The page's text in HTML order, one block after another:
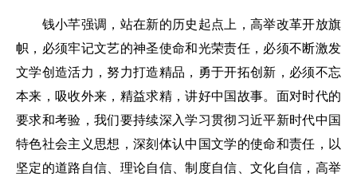
钱小芊强调，站在新的历史起点上，高举改革开放旗
帜，必须牢记文艺的神圣使命和光荣责任，必须不断激发
文学创造活力，努力打造精品，勇于开拓创新，必须不忘
本来，吸收外来，精益求精，讲好中国故事。面对时代的
要求和考验，我们要持续深入学习贯彻习近平新时代中国
特色社会主义思想，深刻体认中国文学的使命和责任，以
坚定的道路自信、理论自信、制度自信、文化自信，高举